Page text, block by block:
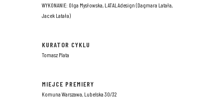
WYKONANIE: Olga Mysłowska, LATALAdesign (Dagmara Latała,
Jacek Latała)
KURATOR CYKLU
Tomasz Plata
MIEJCE PREMIERY
Komuna Warszawa, Lubelska 30/32